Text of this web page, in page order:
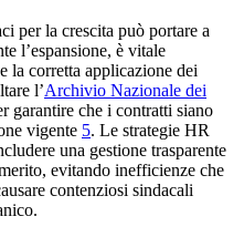
per la crescita può portare a
l’espansione, è vitale
la corretta applicazione dei
l’Archivio Nazionale dei
garantire che i contratti siano
vigente 5. Le strategie HR
una gestione trasparente
evitando inefficienze che
contenziosi sindacali